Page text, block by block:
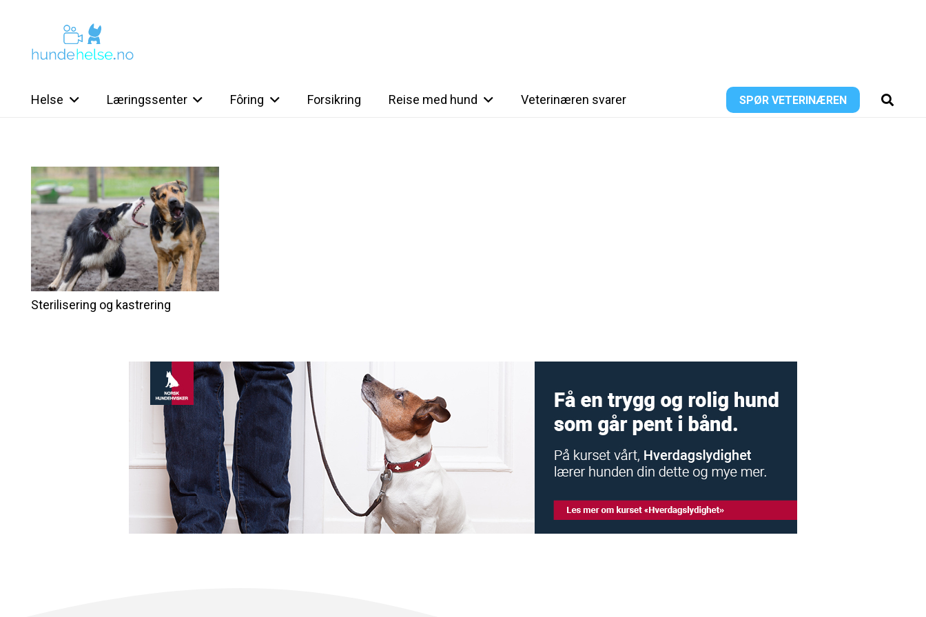
Helse Læringssenter Fôring Forsikring Reise med hund Veterinæren svarer SPØR VETERINÆREN
Sterilisering og kastrering